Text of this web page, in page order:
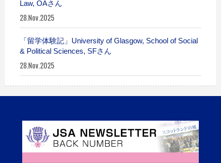
Law, OAさん
28.Nov.2025
「留学体験記」University of Glasgow, School of Social
& Political Sciences, SFさん
28.Nov.2025